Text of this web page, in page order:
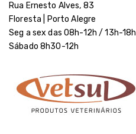
Rua Ernesto Alves, 83
Floresta | Porto Alegre
Seg a sex das 08h-12h / 13h-18h
Sábado 8h30-12h